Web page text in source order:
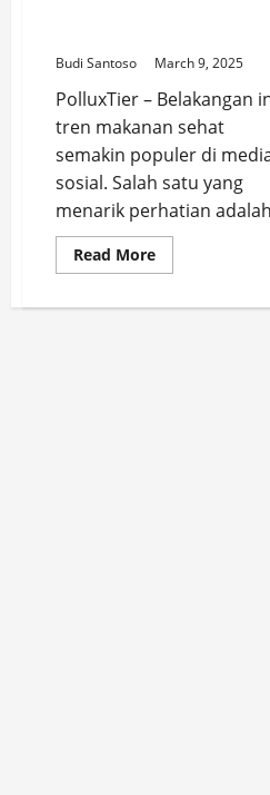
Budi Santoso March 9, 2025
PolluxTier – Belakangan
tren makanan sehat
semakin populer di
sosial. Salah satu yang
menarik perhatian
Read MoreRead
more
Hati!